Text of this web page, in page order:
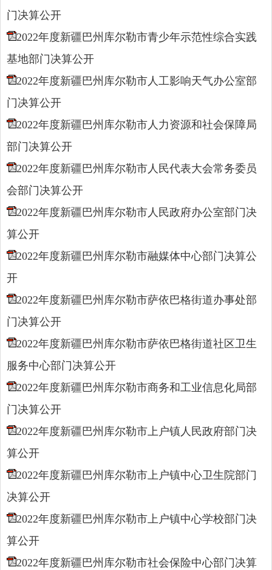
门决算公开
2022年度新疆巴州库尔勒市青少年示范性综合实践
基地部门决算公开
2022年度新疆巴州库尔勒市人工影响天气办公室部
门决算公开
2022年度新疆巴州库尔勒市人力资源和社会保障局
部门决算公开
2022年度新疆巴州库尔勒市人民代表大会常务委员
会部门决算公开
2022年度新疆巴州库尔勒市人民政府办公室部门决
算公开
2022年度新疆巴州库尔勒市融媒体中心部门决算公
开
2022年度新疆巴州库尔勒市萨依巴格街道办事处部
门决算公开
2022年度新疆巴州库尔勒市萨依巴格街道社区卫生
服务中心部门决算公开
2022年度新疆巴州库尔勒市商务和工业信息化局部
门决算公开
2022年度新疆巴州库尔勒市上户镇人民政府部门决
算公开
2022年度新疆巴州库尔勒市上户镇中心卫生院部门
决算公开
2022年度新疆巴州库尔勒市上户镇中心学校部门决
算公开
2022年度新疆巴州库尔勒市社会保险中心部门决算